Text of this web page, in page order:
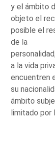
y el ámbito
objeto el
posible el
de la
a la vida
encuentren
su
ámbito
limitado por